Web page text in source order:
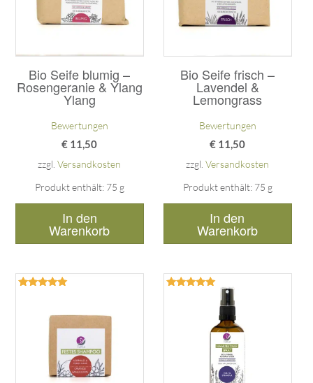
Bio Seife blumig –
Rosengeranie & Ylang
Ylang
Bewertungen
€ 11,50
zzgl.Versandkosten
Produkt enthält: 75 g
In den
Warenkorb
Bio Seife frisch –
Lavendel &
Lemongrass
Bewertungen
€ 11,50
zzgl.Versandkosten
Produkt enthält: 75 g
In den
Warenkorb
5.00